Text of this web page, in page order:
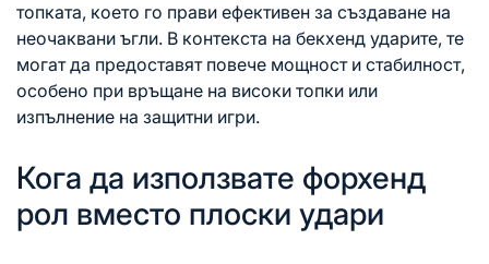
топката, което го прави ефективен за създаване на
неочаквани ъгли. В контекста на бекхенд ударите, те
могат да предоставят повече мощност и стабилност,
особено при връщане на високи топки или
изпълнение на защитни игри.
Кога да използвате форхенд
рол вместо плоски удари